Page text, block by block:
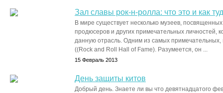
Зал славы рок-н-ролла: что это и как
В мире существует несколько музеев,
продюсеров и других примечательных личностей,
данную отрасль. Одним из самых
((Rock and Roll Hall of Fame). Разумеется, он ...
15 Февраль 2013
День защиты китов
Добрый день. Знаете ли вы что девятнадцатого